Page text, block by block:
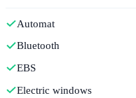
Automat
Bluetooth
EBS
Electric windows